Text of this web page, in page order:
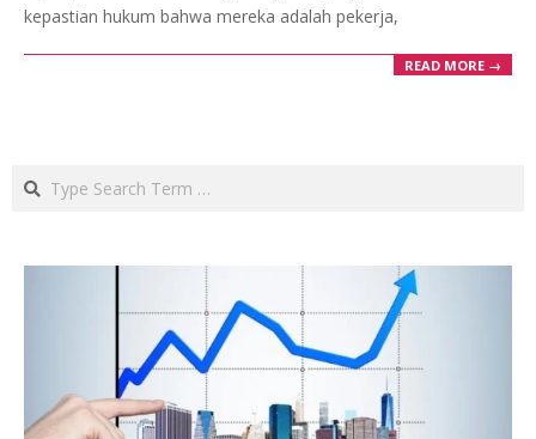
kepastian hukum bahwa mereka adalah pekerja,
READ MORE →
Search